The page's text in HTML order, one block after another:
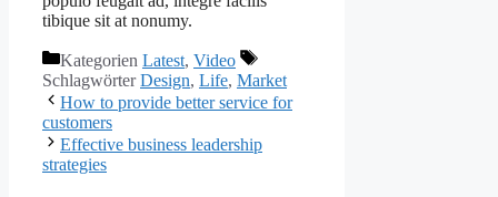
tibique sit at nonumy.
Kategorien Latest, Video
SchlagwörterDesign, Life, Market
How to provide better service for
customers
Effective business leadership
strategies